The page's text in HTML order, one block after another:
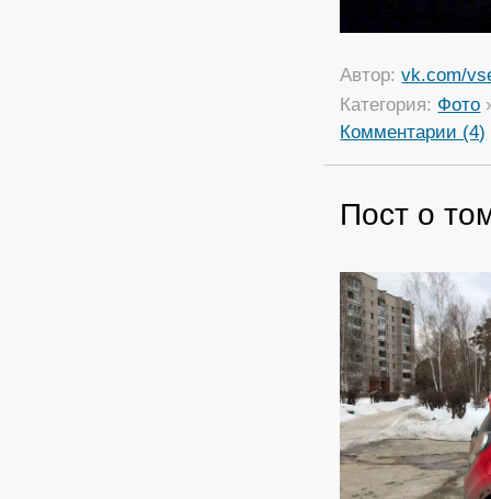
Автор:vk.com/
Категория: Фото
Комментарии (4)
Пост о